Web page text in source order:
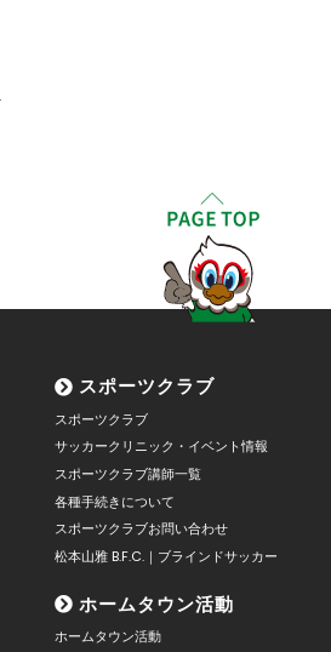
スポーツクラブ
スポーツクラブ
サッカークリニック・イベント情報
スポーツクラブ講師一覧
各種手続きについて
スポーツクラブお問い合わせ
松本山雅 B.F.C.｜ブラインドサッカー
ホームタウン活動
ホームタウン活動